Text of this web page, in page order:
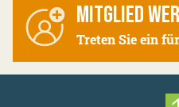
MITGLIED
Treten Sie ein